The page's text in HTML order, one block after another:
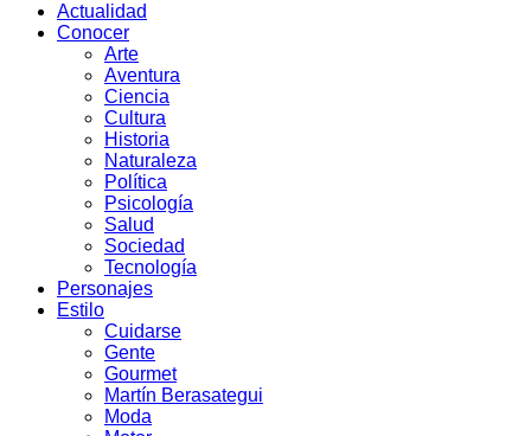
Actualidad
Conocer
Arte
Aventura
Ciencia
Cultura
Historia
Naturaleza
Política
Psicología
Salud
Sociedad
Tecnología
Personajes
Estilo
Cuidarse
Gente
Gourmet
Martín Berasategui
Moda